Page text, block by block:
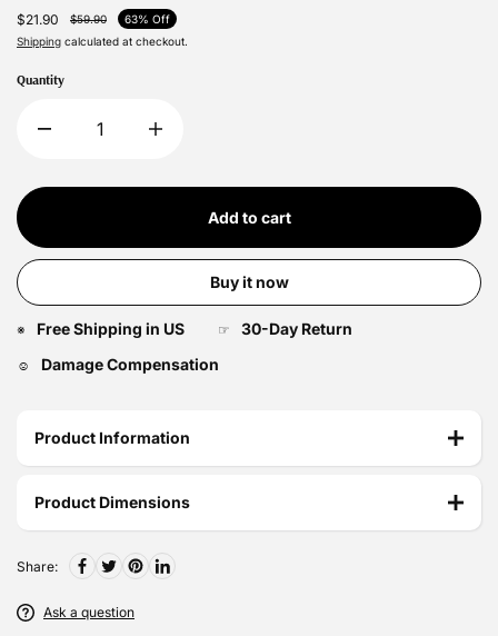
$21.90 $59.90
63% Off
Shipping calculated at checkout.
Quantity
Add to cart
Buy it now
※ Free Shipping in US ☞ 30-Day Return
☺ Damage Compensation
Product Information
Product Dimensions
Share:
Ask a question